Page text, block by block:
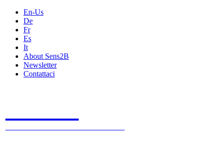
En-Us
De
Fr
Es
It
About Sens2B
Newsletter
Contattaci